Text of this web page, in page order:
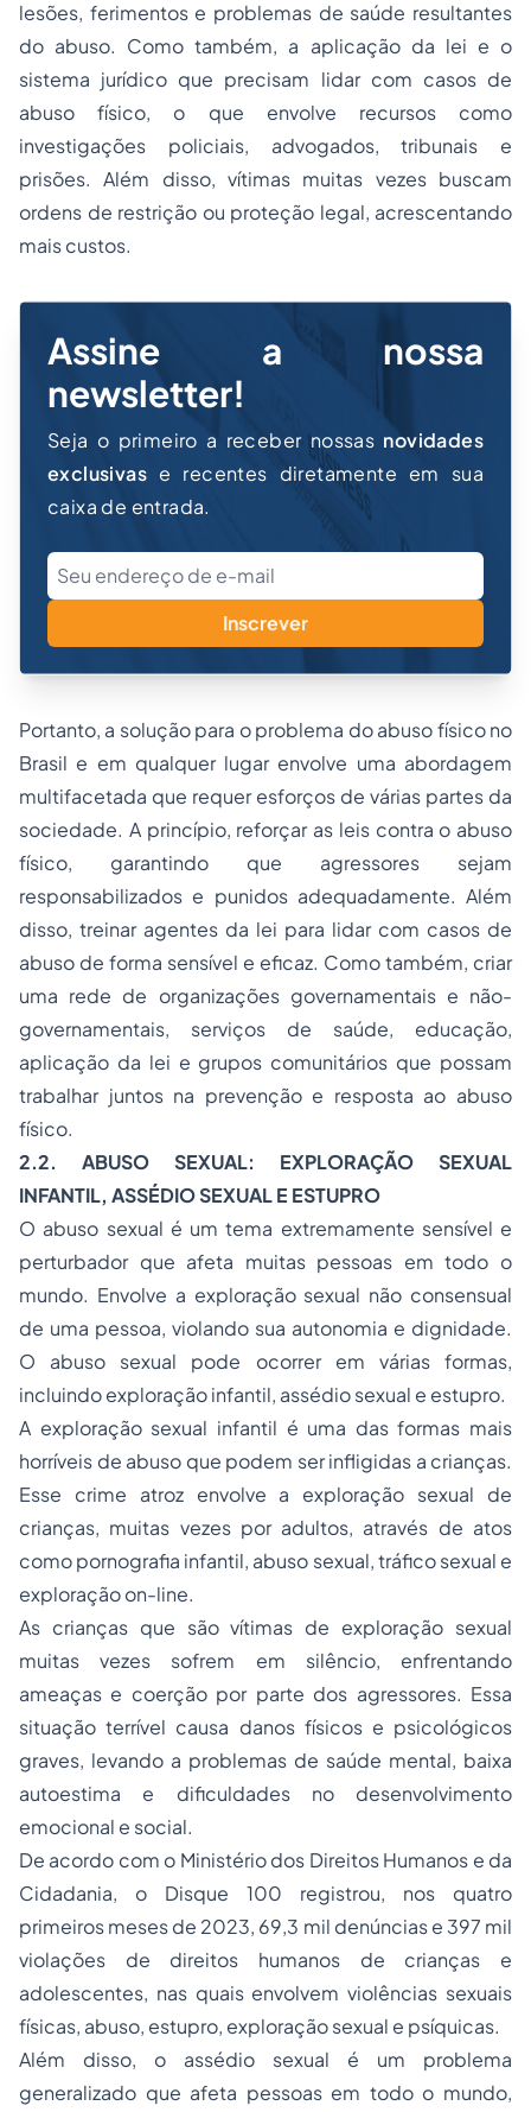
lesões, ferimentos e problemas de saúde resultantes
do abuso. Como também, a aplicação da lei e o
sistema jurídico que precisam lidar com casos de
abuso físico, o que envolve recursos como
investigações policiais, advogados, tribunais e
prisões. Além disso, vítimas muitas vezes buscam
ordens de restrição ou proteção legal, acrescentando
mais custos.
Assine a nossa
newsletter!
Seja o primeiro a receber nossas novidades
exclusivas e recentes diretamente em sua
caixa de entrada.
Inscrever
Portanto, a solução para o problema do abuso físico no
Brasil e em qualquer lugar envolve uma abordagem
multifacetada que requer esforços de várias partes da
sociedade. A princípio, reforçar as leis contra o abuso
físico, garantindo que agressores sejam
responsabilizados e punidos adequadamente. Além
disso, treinar agentes da lei para lidar com casos de
abuso de forma sensível e eficaz. Como também, criar
uma rede de organizações governamentais e não-
governamentais, serviços de saúde, educação,
aplicação da lei e grupos comunitários que possam
trabalhar juntos na prevenção e resposta ao abuso
físico.
2.2. ABUSO SEXUAL: EXPLORAÇÃO SEXUAL
INFANTIL, ASSÉDIO SEXUAL E ESTUPRO
O abuso sexual é um tema extremamente sensível e
perturbador que afeta muitas pessoas em todo o
mundo. Envolve a exploração sexual não consensual
de uma pessoa, violando sua autonomia e dignidade.
O abuso sexual pode ocorrer em várias formas,
incluindo exploração infantil, assédio sexual e estupro.
A exploração sexual infantil é uma das formas mais
horríveis de abuso que podem ser infligidas a crianças.
Esse crime atroz envolve a exploração sexual de
crianças, muitas vezes por adultos, através de atos
como pornografia infantil, abuso sexual, tráfico sexual e
exploração on-line.
As crianças que são vítimas de exploração sexual
muitas vezes sofrem em silêncio, enfrentando
ameaças e coerção por parte dos agressores. Essa
situação terrível causa danos físicos e psicológicos
graves, levando a problemas de saúde mental, baixa
autoestima e dificuldades no desenvolvimento
emocional e social.
De acordo com o Ministério dos Direitos Humanos e da
Cidadania, o Disque 100 registrou, nos quatro
primeiros meses de 2023, 69,3 mil denúncias e 397 mil
violações de direitos humanos de crianças e
adolescentes, nas quais envolvem violências sexuais
físicas, abuso, estupro, exploração sexual e psíquicas.
Além disso, o assédio sexual é um problema
generalizado que afeta pessoas em todo o mundo,